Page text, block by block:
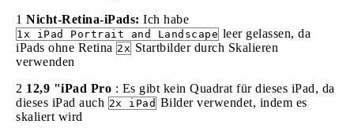
1 Nicht-Retina-iPads: Ich habe
1x iPad Portrait and Landscape leer gelassen, da
iPads ohne Retina 2x Startbilder durch Skalieren
verwenden
2 12,9 "iPad Pro : Es gibt kein Quadrat für dieses iPad, da
dieses iPad auch 2x iPad Bilder verwendet, indem es
skaliert wird